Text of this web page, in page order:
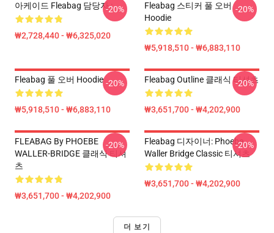
아케이드 Fleabag 담당자 :
₩2,728,440 - ₩6,325,020
-20%
Fleabag 스티커 풀 오버
Hoodie
₩5,918,510 - ₩6,883,110
-20%
Fleabag 풀 오버 Hoodie
₩5,918,510 - ₩6,883,110
-20% Fleabag Outline 클래식 티셔츠
₩3,651,700 - ₩4,202,900
-20%
FLEABAG By PHOEBE
WALLER-BRIDGE 클래식 티셔
츠
₩3,651,700 - ₩4,202,900
-20%
Fleabag 디자이너: Phoebe
Waller Bridge Classic 티셔츠
₩3,651,700 - ₩4,202,900
-20%
더 보기